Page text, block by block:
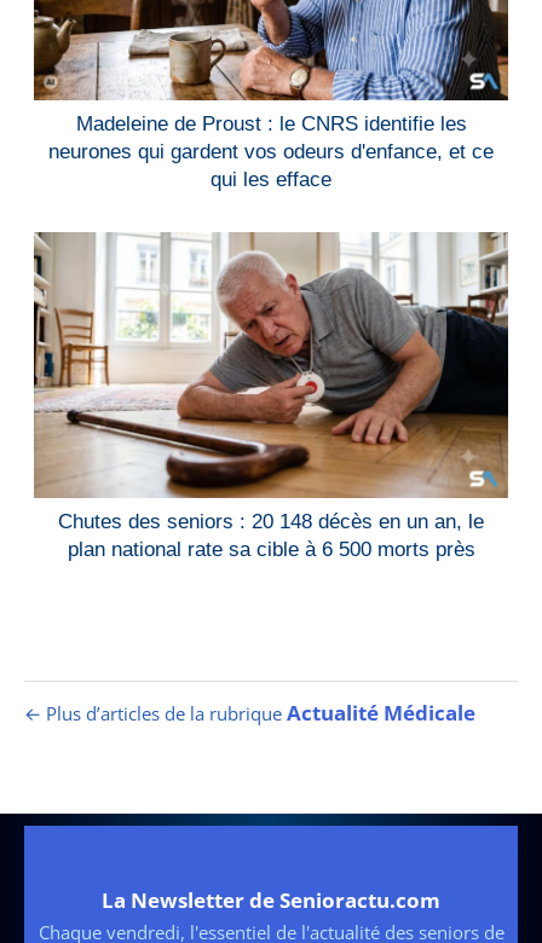
Madeleine de Proust : le CNRS identifie les
neurones qui gardent vos odeurs d'enfance, et ce
qui les efface
Chutes des seniors : 20 148 décès en un an, le
plan national rate sa cible à 6 500 morts près
← Plus d’articles de la rubrique Actualité Médicale
La Newsletter de Senioractu.com
Chaque vendredi, l'essentiel de l'actualité des seniors de